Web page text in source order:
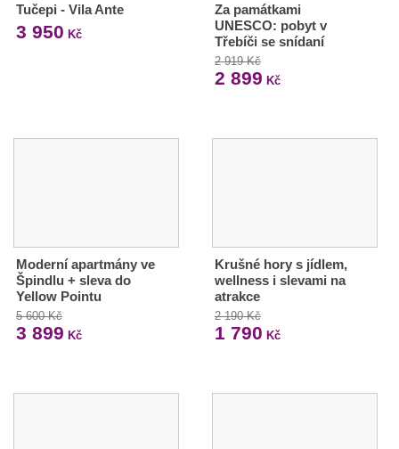
Tučepi - Vila Ante
3 950 Kč
Za památkami
UNESCO: pobyt v
Třebíči se snídaní
2 919 Kč
2 899 Kč
Moderní apartmány ve
Špindlu + sleva do
Yellow Pointu
5 600 Kč
3 899 Kč
Krušné hory s jídlem,
wellness i slevami na
atrakce
2 190 Kč
1 790 Kč